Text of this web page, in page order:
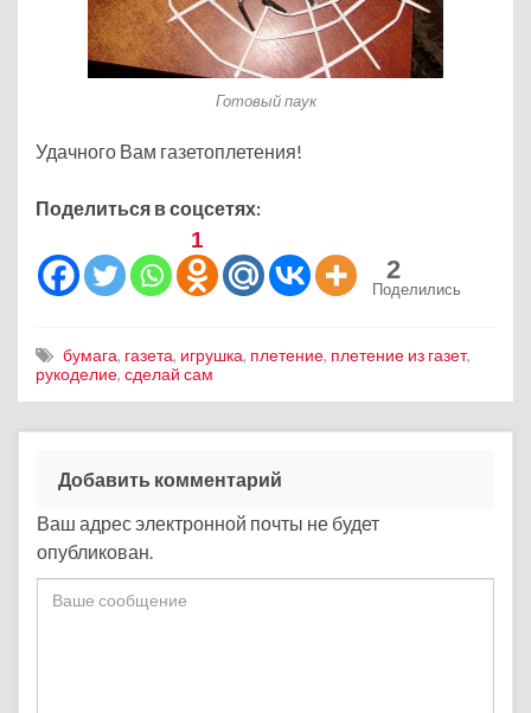
Готовый паук
Удачного Вам газетоплетения!
Поделиться в соцсетях:
1
2
Поделились
бумага, газета, игрушка, плетение, плетение из газет,
рукоделие, сделай сам
Добавить комментарий
Ваш адрес электронной почты не будет
опубликован.